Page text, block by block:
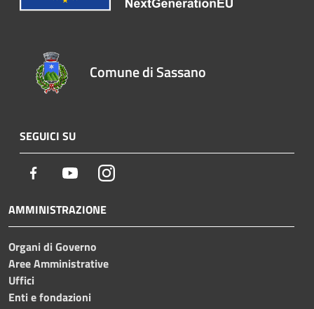
Comune di Sassano
SEGUICI SU
Facebook YoutubeInstagram
AMMINISTRAZIONE
Organi di Governo
Aree Amministrative
Uffici
Enti e fondazioni